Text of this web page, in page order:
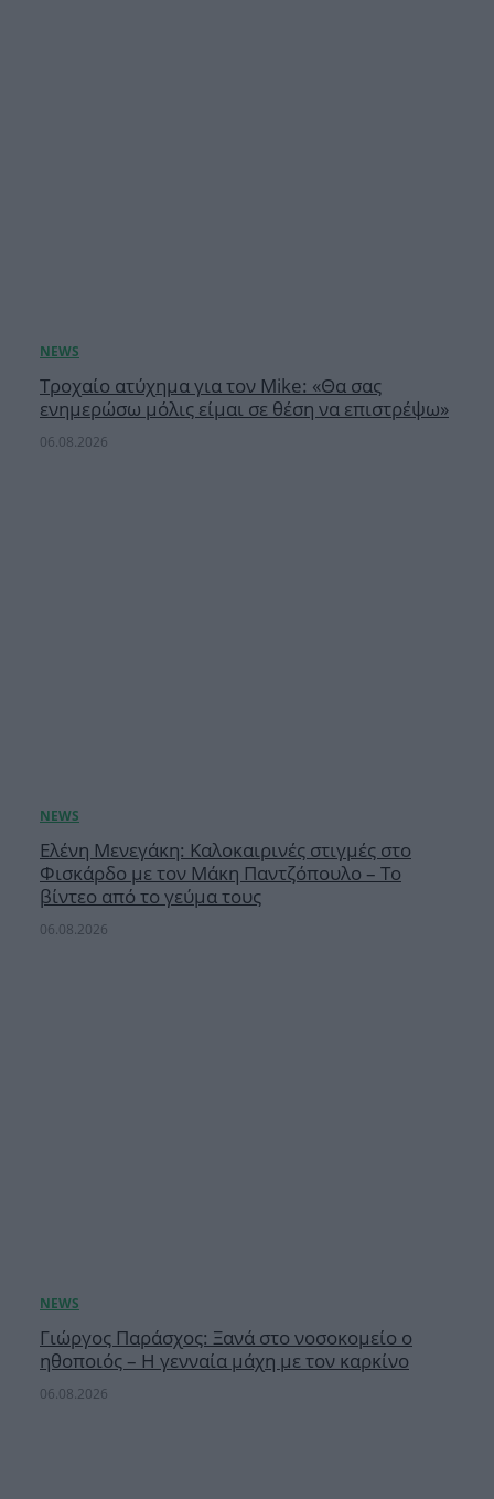
Τροχαίο ατύχημα για τον Mike: «Θα σας
ενημερώσω μόλις είμαι σε θέση να επιστρέψω»
06.08.2026
Ελένη Μενεγάκη: Καλοκαιρινές στιγμές στο
Φισκάρδο με τον Μάκη Παντζόπουλο – Το
βίντεο από το γεύμα τους
06.08.2026
Γιώργος Παράσχος: Ξανά στο νοσοκομείο ο
ηθοποιός – Η γενναία μάχη με τον καρκίνο
06.08.2026